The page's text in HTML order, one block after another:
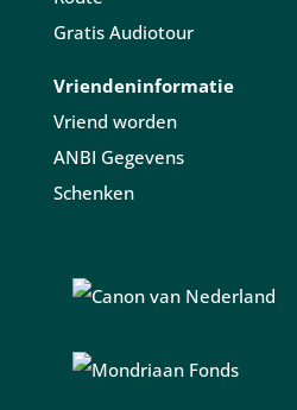
Gratis Audiotour
Vriendeninformatie
Vriend worden
ANBI Gegevens
Schenken